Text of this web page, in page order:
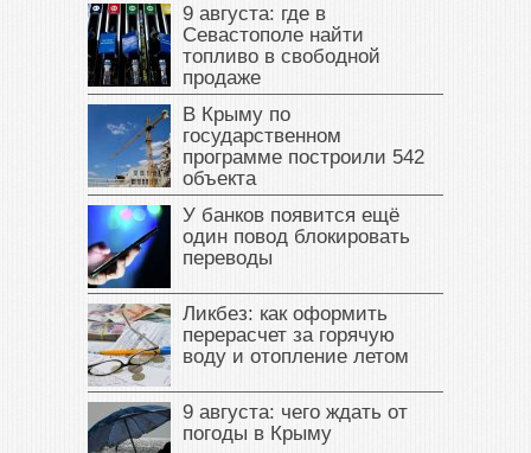
9 августа: где в
Севастополе найти
топливо в свободной
продаже
В Крыму по
государственном
программе построили 542
объекта
У банков появится ещё
один повод блокировать
переводы
Ликбез: как оформить
перерасчет за горячую
воду и отопление летом
9 августа: чего ждать от
погоды в Крыму